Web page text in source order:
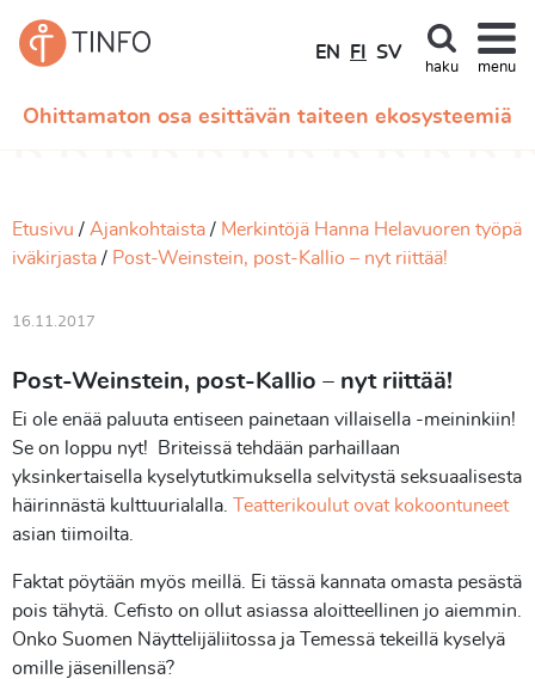
Ohittamaton osa esittävän taiteen ekosysteemiä
EN FI SV
haku menu
Etusivu Ajankohtaista
Merkintöjä Hanna Helavuoren työpä
iväkirjasta
Post-Weinstein, post-Kallio – nyt riittää!
16.11.2017
Post-Weinstein, post-Kallio – nyt riittää!
Ei ole enää paluuta entiseen painetaan villaisella -meininkiin!
Se on loppu nyt! Briteissä tehdään parhaillaan
yksinkertaisella kyselytutkimuksella selvitystä seksuaalisesta
häirinnästä kulttuurialalla.
Teatterikoulut ovat kokoontuneet
asian tiimoilta.
Faktat pöytään myös meillä. Ei tässä kannata omasta pesästä
pois tähytä. Cefisto on ollut asiassa aloitteellinen jo aiemmin.
Onko Suomen Näyttelijäliitossa ja Temessä tekeillä kyselyä
omille jäsenillensä?